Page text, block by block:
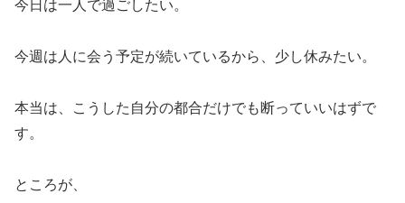
今日は一人で過ごしたい。
今週は人に会う予定が続いているから、少し休みたい。
本当は、こうした自分の都合だけでも断っていいはずで
す。
ところが、